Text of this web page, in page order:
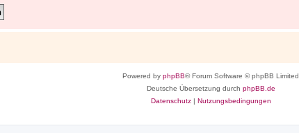
Powered by phpBB® Forum Software © phpBB Limited
Deutsche Übersetzung durch phpBB.de
Datenschutz| Nutzungsbedingungen